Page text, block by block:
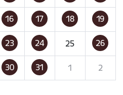
16 17 18 19
23 24 25 26
30 31 1 2